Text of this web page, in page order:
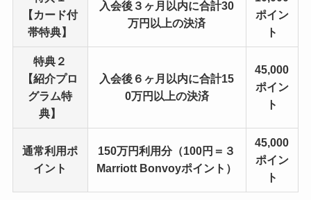
【カード付
帯特典】
入会後３ヶ月以内に合計30
万円以上の決済
ポイン
ト
特典２
【紹介プロ
グラム特
典】
入会後６ヶ月以内に合計15
0万円以上の決済
45,000
ポイン
ト
通常利用ポ
イント
150万円利用分（100円＝３
Marriott Bonvoyポイント）
45,000
ポイン
ト